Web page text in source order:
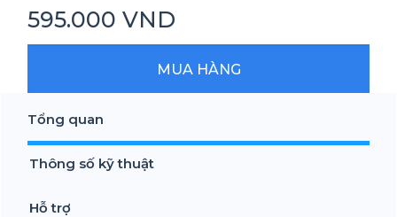
595.000 VND
MUA HÀNG
Tổng quan
Thông số kỹ thuật
Hỗ trợ